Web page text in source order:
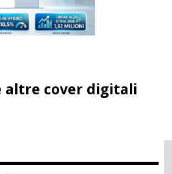
altre cover digitali